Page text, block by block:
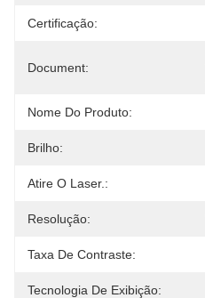
Certificação:
Document:
Nome Do Produto:
Brilho:
Atire O Laser.:
Resolução:
Taxa De Contraste:
Tecnologia De Exibição: